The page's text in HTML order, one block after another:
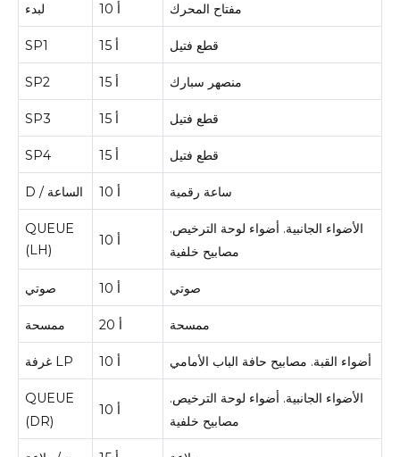
لبدء 10 أ مفتاح المحرك
SP1 15 أ قطع فتيل
SP2 15 أ منصهر سبارك
SP3 15 أ قطع فتيل
SP4 15 أ قطع فتيل
D / الساعة 10 أ ساعة رقمية
QUEUE
(LH)
10 أ
الأضواء الجانبية. أضواء لوحة الترخيص.
مصابيح خلفية
صوتي 10 أ صوتي
ممسحة 20 أ ممسحة
غرفة LP 10 أ أضواء القبة. مصابيح حافة الباب الأمامي
QUEUE
(DR)
10 أ
الأضواء الجانبية. أضواء لوحة الترخيص.
مصابيح خلفية